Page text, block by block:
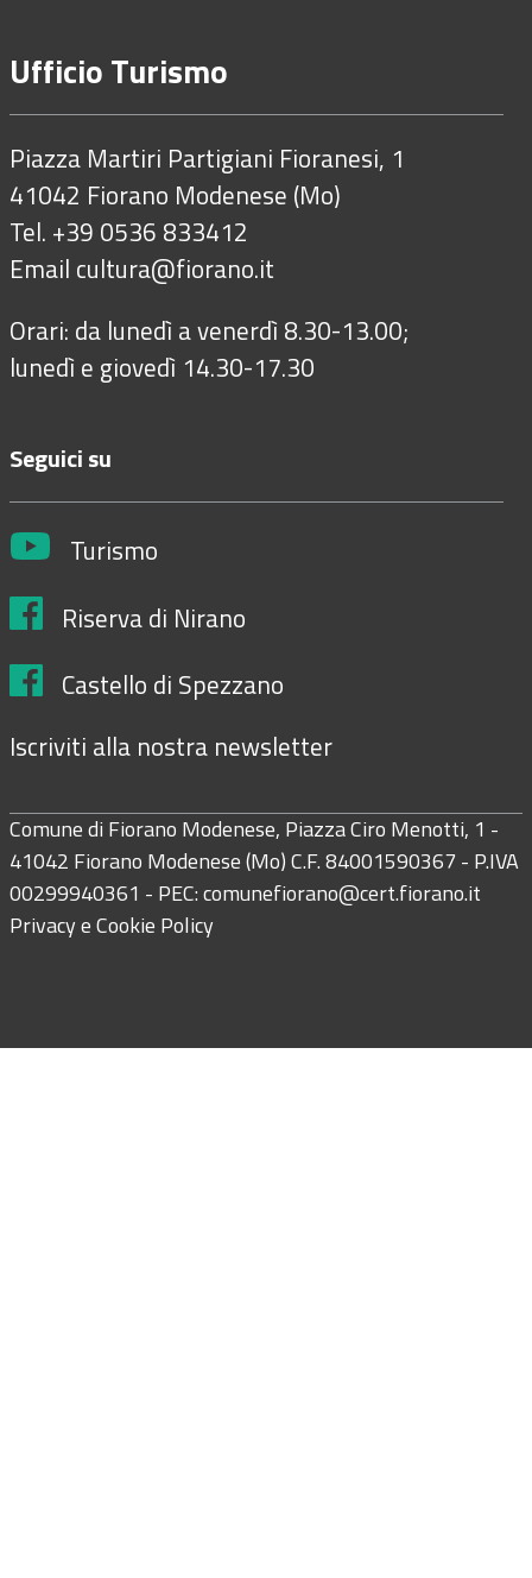
Ufficio Turismo
Piazza Martiri Partigiani Fioranesi, 1
41042 Fiorano Modenese (Mo)
Tel. +39 0536 833412
Email cultura@fiorano.it
Orari: da lunedì a venerdì 8.30-13.00;
lunedì e giovedì 14.30-17.30
Seguici su
Turismo
Riserva di Nirano
Castello di Spezzano
Iscriviti alla nostra newsletter
Comune di Fiorano Modenese, Piazza Ciro Menotti, 1 -
41042 Fiorano Modenese (Mo) C.F. 84001590367 - P.IVA
00299940361 - PEC:comunefiorano@cert.fiorano.it
Privacy e Cookie Policy